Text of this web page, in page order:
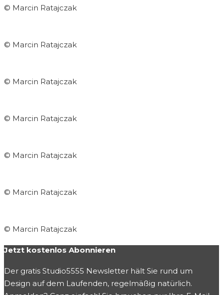
© Marcin Ratajczak
© Marcin Ratajczak
© Marcin Ratajczak
© Marcin Ratajczak
© Marcin Ratajczak
© Marcin Ratajczak
© Marcin Ratajczak
Jetzt kostenlos Abonnieren
Der gratis Studio5555 Newsletter hält Sie rund um
Design auf dem Laufenden, regelmäßig natürlich.